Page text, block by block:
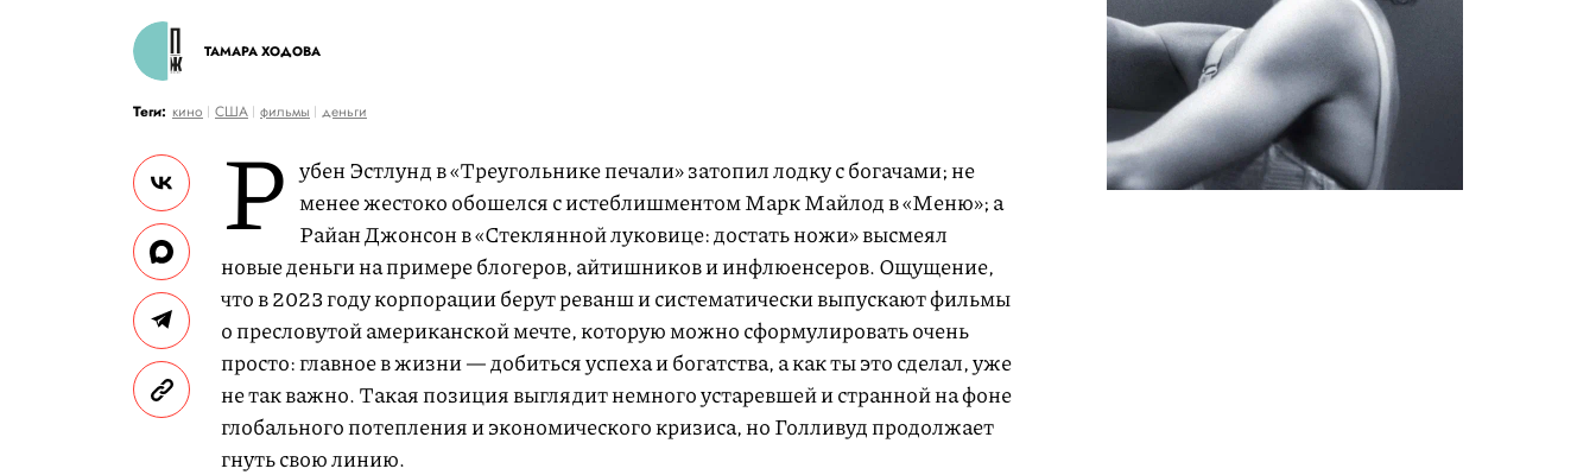
ТАМАРА ХОДОВА
Теги: кино США фильмы деньги
Р убен Эстлунд в «Треугольнике печали» затопил лодку с богачами; не
менее жестоко обошелся с истеблишментом Марк Майлод в «Меню»; а
Райан Джонсон в «Стеклянной луковице: достать ножи» высмеял
новые деньги на примере блогеров, айтишников и инфлюенсеров. Ощущение,
что в 2023 году корпорации берут реванш и систематически выпускают фильмы
о пресловутой американской мечте, которую можно сформулировать очень
просто: главное в жизни — добиться успеха и богатства, а как ты это сделал, уже
не так важно. Такая позиция выглядит немного устаревшей и странной на фоне
глобального потепления и экономического кризиса, но Голливуд продолжает
гнуть свою линию.